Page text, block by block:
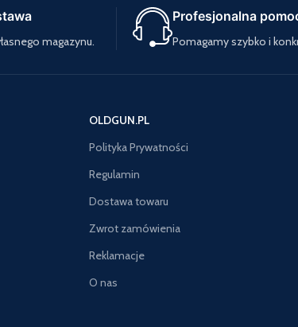
magazynu.
Profesjonalna
Pomagamy szybko i
OLDGUN.PL
Polityka Prywatności
Regulamin
Dostawa towaru
Zwrot zamówienia
Reklamacje
O nas